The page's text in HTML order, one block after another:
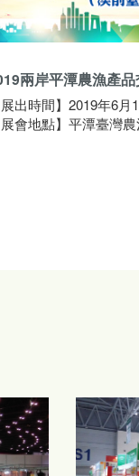
兩岸平潭農漁產
出時間】2019年6月